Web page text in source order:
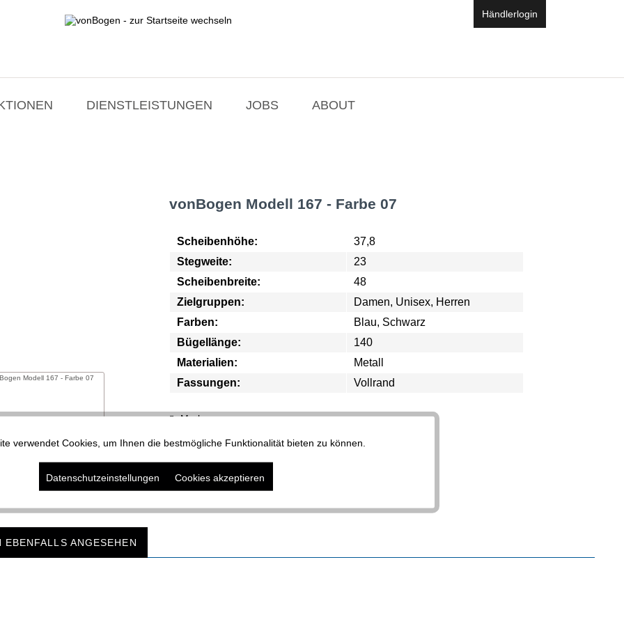
Händlerlogin
DIENSTLEISTUNGEN JOBS ABOUT
Modell 167 - Farbe 07
vonBogen Modell 167 - Farbe 07
Scheibenhöhe:
37,8
Stegweite:
23
Scheibenbreite:
48
Zielgruppen:
Damen, Unisex, Herren
Farben:
Blau, Schwarz
Bügellänge:
140
Materialien:
Metall
Fassungen:
Vollrand
Merken
ANGESEHEN
Aktiv
verwendet Cookies, um Ihnen die bestmögliche Funktionalität bieten zu können.
Datenschutzeinstellungen Cookies akzeptieren